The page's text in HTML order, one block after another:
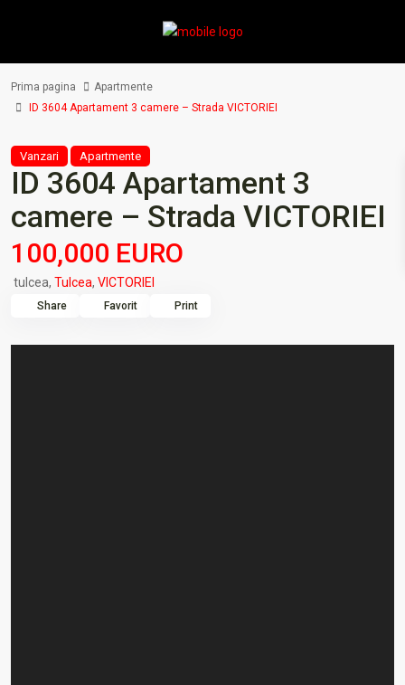
Prima pagina
Apartmente
ID 3604 Apartament 3 camere – Strada VICTORIEI
Vanzari Apartmente
ID 3604 Apartament 3
camere – Strada VICTORIEI
100,000 EURO
tulcea, Tulcea, VICTORIEI
Share Favorit Print